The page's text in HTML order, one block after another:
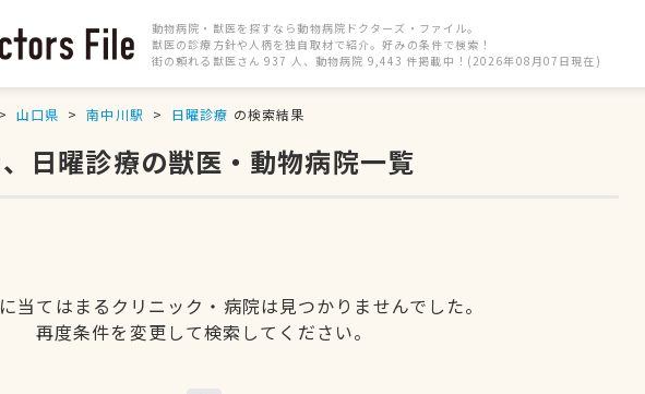
動物病院・獣医を探すなら動物病院ドクターズ・ファイル。
獣医の診療方針や人柄を独自取材で紹介。好みの条件で検索！
街の頼れる獣医さん 937 人、動物病院 9,443 件掲載中！(2026年08月07日現在)
山口県 南中川駅 日曜診療 の検索結果
日曜診療の獣医・動物病院一覧
当てはまるクリニック・病院は見つかりませんでした。
再度条件を変更して検索してください。